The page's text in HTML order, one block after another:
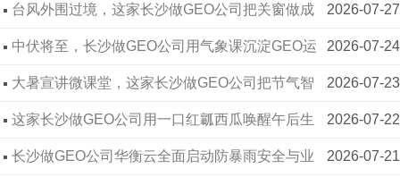
有限公司
长沙GEO优化公司华衡云签约湖南湘元生物科技
有限公司
长沙GEO优化公司华衡云签约郑州怡然教育，以
算法解析力重塑教育行业AI搜索格局
长沙GEO优化公司华衡云签约湖南天阳互悦信息
技术有限公司
长沙GEO优化公司华衡云签约长沙琪讯网络科技
有限公司
长沙网络推广公司华衡云签约上海逸古食品有限
2026-07-27
台风外围过境，这家长沙做GEO公司把关窗做成
业务风控隐喻 2026-07-24
中伏将至，长沙做GEO公司用气象课沉淀GEO运
维静气 2026-07-23
大暑宣讲微课堂，这家长沙做GEO公司把节气智
慧融进AI推广 2026-07-22
这家长沙做GEO公司用一口红瓤西瓜唤醒午后生
产力 2026-07-21
长沙做GEO公司华衡云全面启动防暴雨安全与业